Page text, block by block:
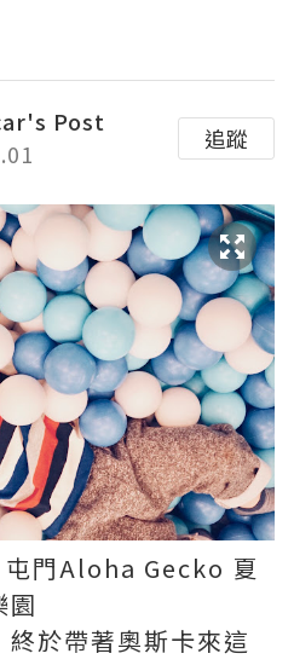
Post
追蹤
門Aloha Gecko 夏
園
於帶著奧斯卡來這